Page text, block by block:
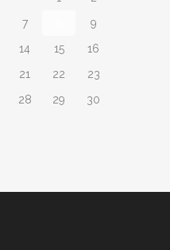
7
9
14 15
16
21 22
23
28 29
30